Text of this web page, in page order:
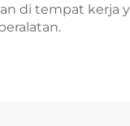
di tempat kerja